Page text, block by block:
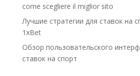
come scegliere il miglior sito
Лучшие стратегии для ставок на
1xBet
Обзор пользовательского
ставок на спорт